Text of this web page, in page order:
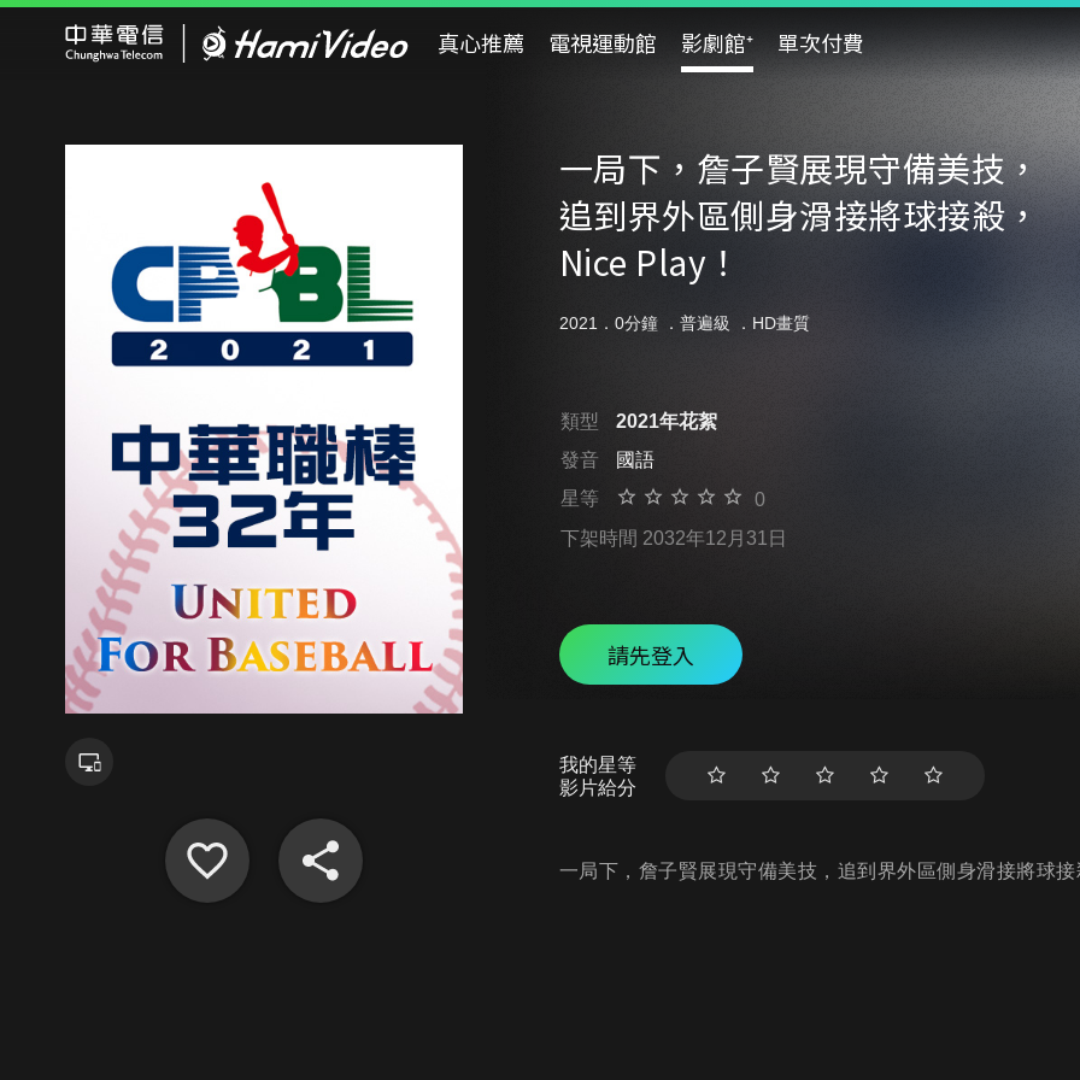
真心推薦 電視運動館 影劇館⁺ 單次付費
一局下，詹子賢展現守備美技，
追到界外區側身滑接將球接殺，
Nice Play！
2021．0分鐘 ． 普遍級 ．HD畫質
類型
2021年花絮
發音
國語
星等
0
下架時間 2032年12月31日
請先登入
我的星等
影片給分
一局下，詹子賢展現守備美技，追到界外區側身滑接將球